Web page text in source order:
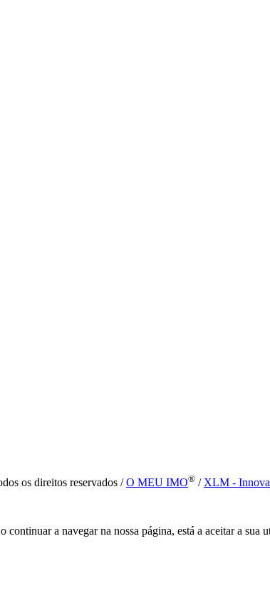
os direitos reservados /O MEU IMO® / XLM -
a navegar na nossa página, está a aceitar a sua